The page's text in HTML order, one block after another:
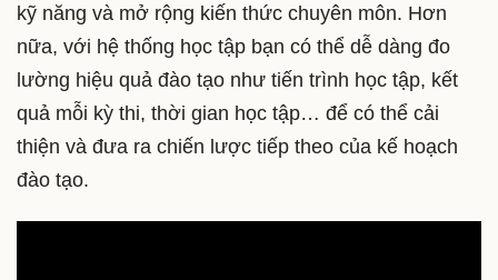
kỹ năng và mở rộng kiến thức chuyên môn. Hơn
nữa, với hệ thống học tập bạn có thể dễ dàng đo
lường hiệu quả đào tạo như tiến trình học tập, kết
quả mỗi kỳ thi, thời gian học tập… để có thể cải
thiện và đưa ra chiến lược tiếp theo của kế hoạch
đào tạo.